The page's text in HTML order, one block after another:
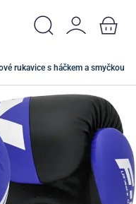
rukavice s háčkem a smyčkou